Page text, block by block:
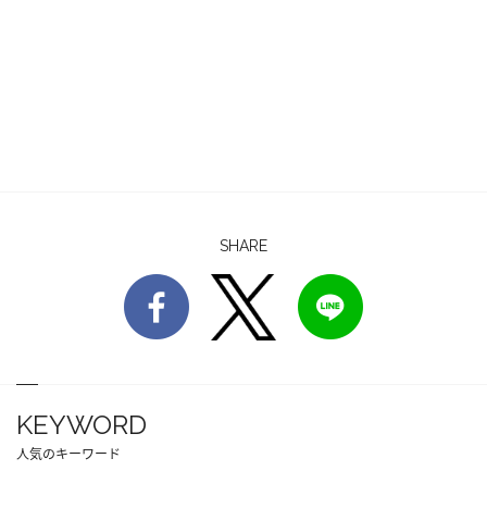
SHARE
KEYWORD
人気のキーワード